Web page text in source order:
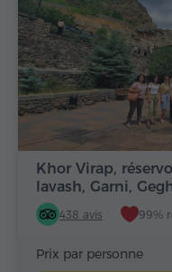
Khor Virap,
lavash, Garni,
438 avis 99%
Prix par personne